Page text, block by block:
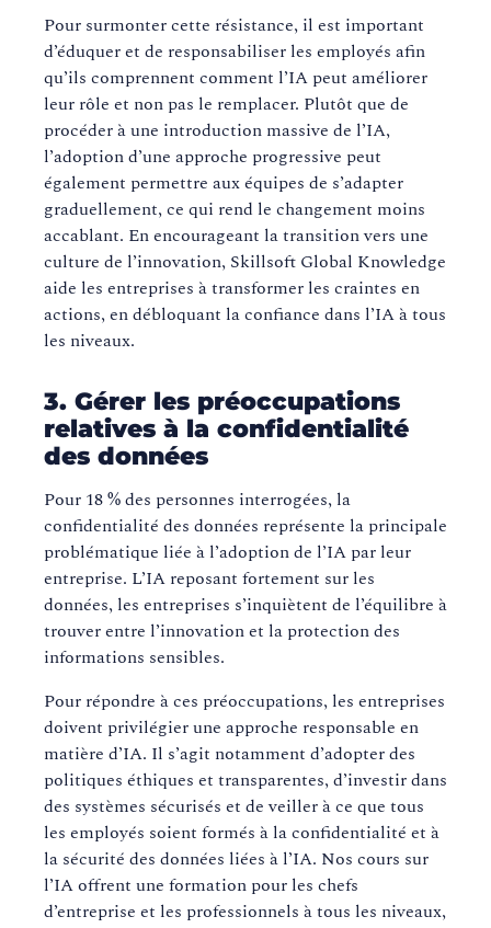
Pour surmonter cette résistance, il est important
d’éduquer et de responsabiliser les employés afin
qu’ils comprennent comment l’IA peut améliorer
leur rôle et non pas le remplacer. Plutôt que de
procéder à une introduction massive de l’IA,
l’adoption d’une approche progressive peut
également permettre aux équipes de s’adapter
graduellement, ce qui rend le changement moins
accablant. En encourageant la transition vers une
culture de l’innovation, Skillsoft Global Knowledge
aide les entreprises à transformer les craintes en
actions, en débloquant la confiance dans l’IA à tous
les niveaux.
3. Gérer les préoccupations
relatives à la confidentialité
des données
Pour 18 % des personnes interrogées, la
confidentialité des données représente la principale
problématique liée à l’adoption de l’IA par leur
entreprise. L’IA reposant fortement sur les
données, les entreprises s’inquiètent de l’équilibre à
trouver entre l’innovation et la protection des
informations sensibles.
Pour répondre à ces préoccupations, les entreprises
doivent privilégier une approche responsable en
matière d’IA. Il s’agit notamment d’adopter des
politiques éthiques et transparentes, d’investir dans
des systèmes sécurisés et de veiller à ce que tous
les employés soient formés à la confidentialité et à
la sécurité des données liées à l’IA. Nos cours sur
l’IA offrent une formation pour les chefs
d’entreprise et les professionnels à tous les niveaux,